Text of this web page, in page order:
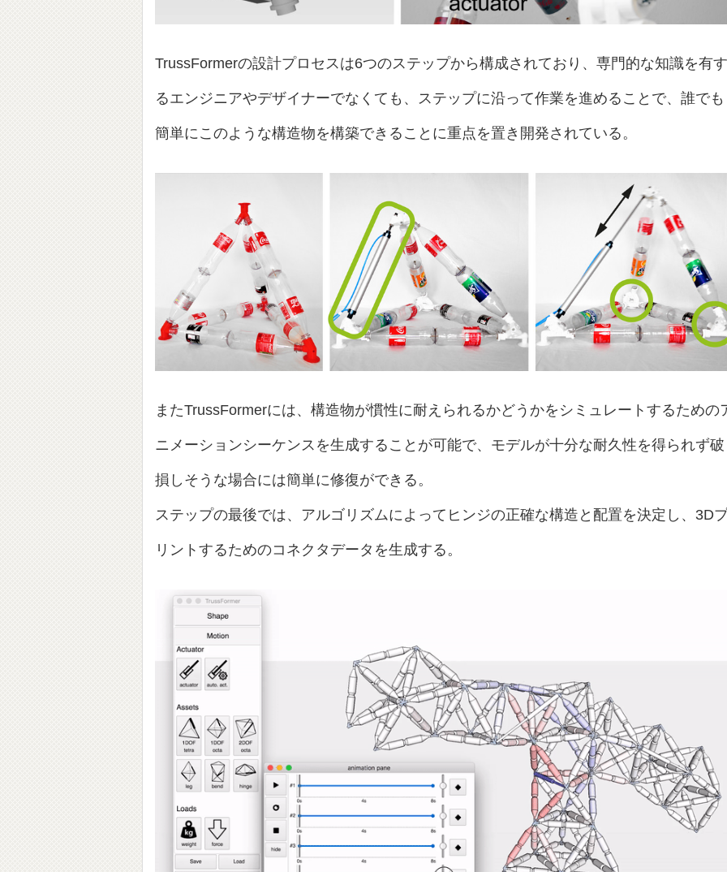
TrussFormerの設計プロセスは6つのステップから構成されており、専門的な知識を有す
るエンジニアやデザイナーでなくても、ステップに沿って作業を進めることで、誰でも
簡単にこのような構造物を構築できることに重点を置き開発されている。
またTrussFormerには、構造物が慣性に耐えられるかどうかをシミュレートするための
ニメーションシーケンスを生成することが可能で、モデルが十分な耐久性を得られず破
損しそうな場合には簡単に修復ができる。
ステップの最後では、アルゴリズムによってヒンジの正確な構造と配置を決定し、3D
リントするためのコネクタデータを生成する。